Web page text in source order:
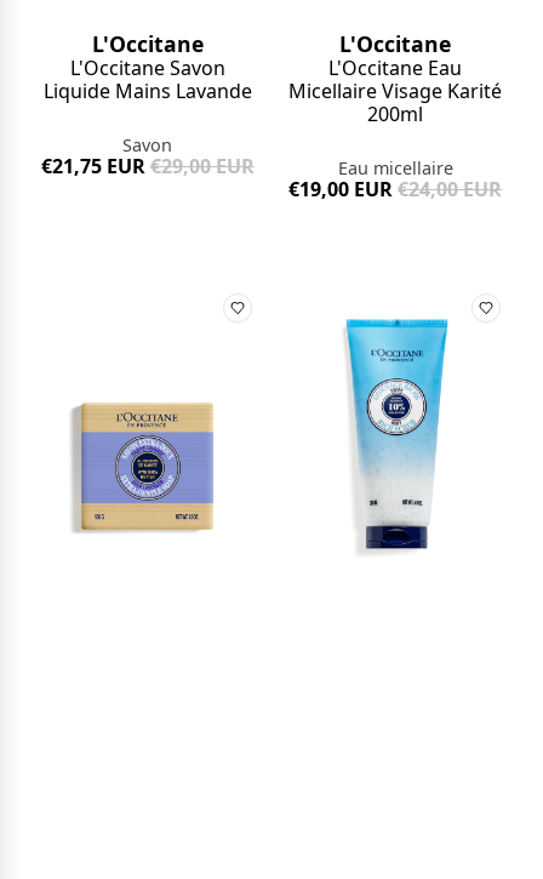
L'Occitane
L'Occitane Savon
Liquide Mains Lavande
Savon
€21,75 EUR€29,00 EUR
L'Occitane
L'Occitane Eau
Micellaire Visage Karité
200ml
Eau micellaire
€19,00 EUR€24,00 EUR